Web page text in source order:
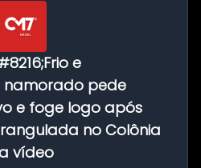
e
namorado pede
e foge logo após
no Colônia
vídeo